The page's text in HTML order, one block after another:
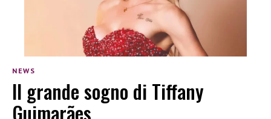
NEWS
Il grande sogno di Tiffany
Guimarães